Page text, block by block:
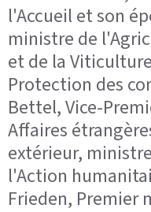
l'Accueil et son
ministre de
et de la
Protection des
Bettel, Vice-
Affaires
extérieur,
l'Action
Frieden, Premier